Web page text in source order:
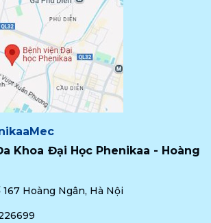
Khoa Đại Học Phenikaa - Hoàng
167 Hoàng Ngân, Hà Nội